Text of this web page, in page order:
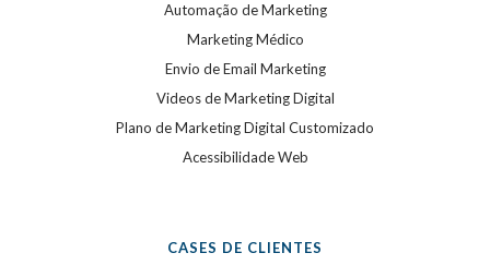
Automação de Marketing
Marketing Médico
Envio de Email Marketing
Videos de Marketing Digital
Plano de Marketing Digital Customizado
Acessibilidade Web
CASES DE CLIENTES